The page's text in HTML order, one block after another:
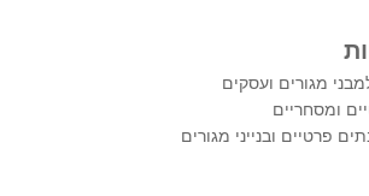
מגורים ועסקים
ומסחריים
פרטיים ובנייני מגורים